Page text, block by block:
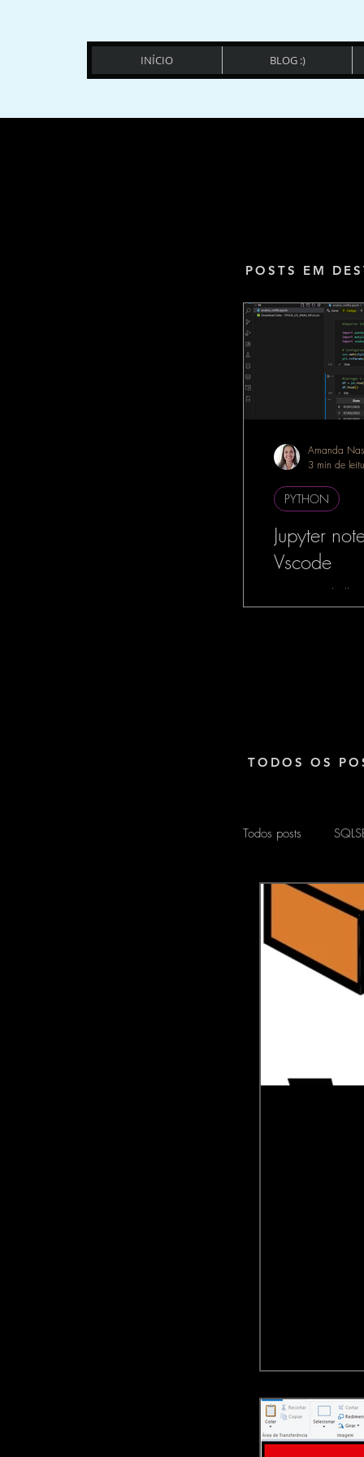
INÍCIO BLOG :)
POSTS EM
TODOS OS
Todos posts
EXCEL
MATEMÁTICA
Jupyter
Vscode
Se você
dados, Machine
Intelligence, é
PYTHON
Amanda
3 min de